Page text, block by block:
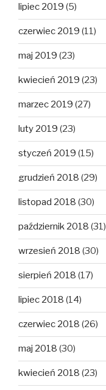
lipiec 2019 (5)
czerwiec 2019 (11)
maj 2019 (23)
kwiecień 2019 (23)
marzec 2019 (27)
luty 2019 (23)
styczeń 2019 (15)
grudzień 2018 (29)
listopad 2018 (30)
październik 2018 (31)
wrzesień 2018 (30)
sierpień 2018 (17)
lipiec 2018 (14)
czerwiec 2018 (26)
maj 2018 (30)
kwiecień 2018 (23)